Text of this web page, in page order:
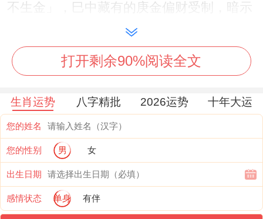
不生金」，巳中藏有的庚金偏财受制，暗示
求财过程会比较辛苦，需要更多耐心与方
法。
生肖蛇（巳）与流年太岁马（午）在十二地
支关系中为「巳午相邻」，五行同为火，属
于「比与」关系，这并非直接的「
（刑、冲、破、害），但正如上述，火势过
旺反成负累。
打开剩余90%阅读全文
生肖运势 八字精批 2026运势 十年大运
您的姓名
您的性别 男 女
出生日期
感情状态 单身 有伴